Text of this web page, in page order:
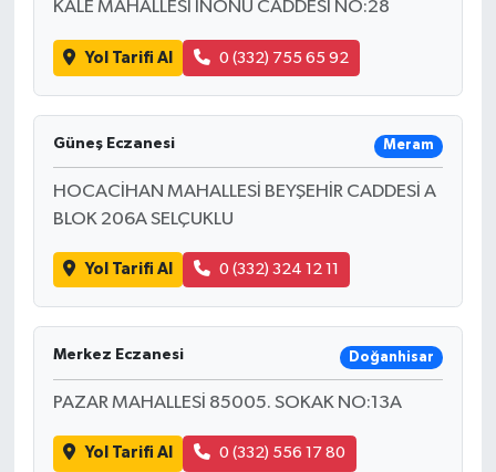
KALE MAHALLESİ İNÖNÜ CADDESİ NO:28
Yol Tarifi Al 0 (332) 755 65 92
Güneş Eczanesi Meram
HOCACİHAN MAHALLESİ BEYŞEHİR CADDESİ A
BLOK 206A SELÇUKLU
Yol Tarifi Al 0 (332) 324 12 11
Merkez Eczanesi Doğanhisar
PAZAR MAHALLESİ 85005. SOKAK NO:13A
Yol Tarifi Al 0 (332) 556 17 80